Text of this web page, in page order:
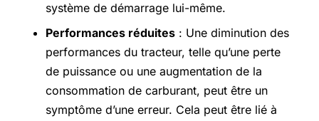
système de démarrage lui-même.
Performances réduites : Une diminution des
performances du tracteur, telle qu’une perte
de puissance ou une augmentation de la
consommation de carburant, peut être un
symptôme d’une erreur. Cela peut être lié à